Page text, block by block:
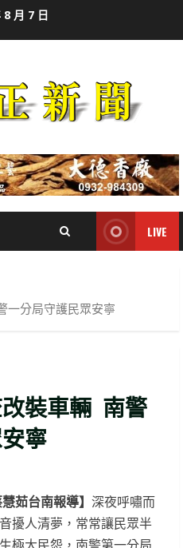
8 月 7 日
LIVE
一分局守護民眾安寧
裝車輛 南警
寧
茹台南報導】 深夜呼嘯而
擾人清夢，常常讓民眾半